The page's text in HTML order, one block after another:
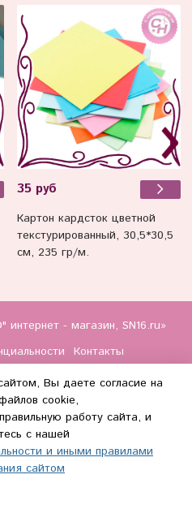
35 руб
Картон кардсток цветной
текстурированный, 30,5*30,5
см, 235 гр/м.
- магазин, SN16.ru»
Контакты
+7 (917) 895-85-60
Вы даете согласие на
cookie,
работу сайта, и
с нашей
и иными правилами
сайтом